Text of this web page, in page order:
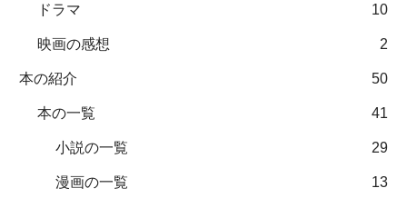
ドラマ 10
映画の感想 2
本の紹介 50
本の一覧 41
小説の一覧 29
漫画の一覧 13